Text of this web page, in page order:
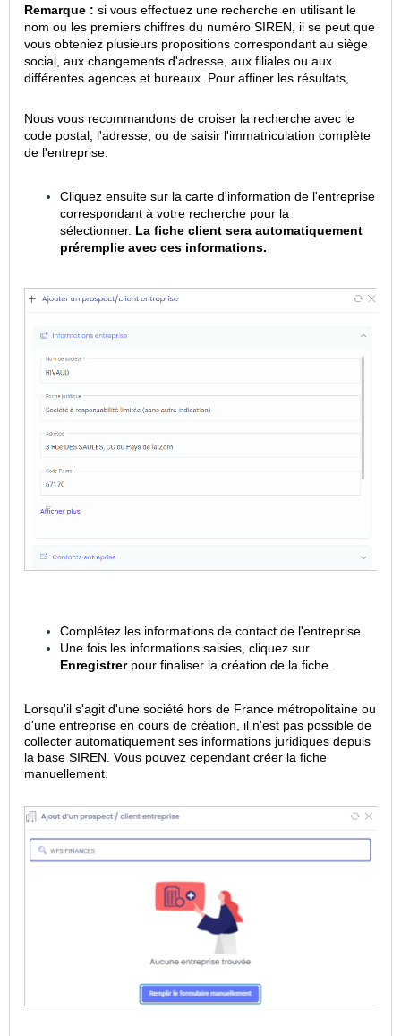
Remarque : si vous effectuez une recherche en utilisant le
nom ou les premiers chiffres du numéro SIREN, il se peut que
vous obteniez plusieurs propositions correspondant au siège
social, aux changements d'adresse, aux filiales ou aux
différentes agences et bureaux. Pour affiner les résultats,
Nous vous recommandons de croiser la recherche avec le
code postal, l'adresse, ou de saisir l'immatriculation complète
de l'entreprise.
Cliquez ensuite sur la carte d'information de l'entreprise
correspondant à votre recherche pour la
sélectionner. La fiche client sera automatiquement
préremplie avec ces informations.
Complétez les informations de contact de l'entreprise.
Une fois les informations saisies, cliquez sur
Enregistrerpour finaliser la création de la fiche.
Lorsqu'il s'agit d'une société hors de France métropolitaine ou
d'une entreprise en cours de création, il n'est pas possible de
collecter automatiquement ses informations juridiques depuis
la base SIREN. Vous pouvez cependant créer la fiche
manuellement.